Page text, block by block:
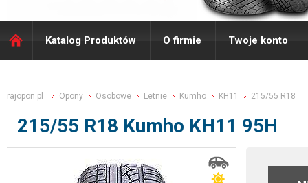
Katalog Produktów O firmie Twoje konto
rajopon.pl Opony Osobowe Letnie Kumho KH11 215/55 R18
215/55 R18 Kumho KH11 95H